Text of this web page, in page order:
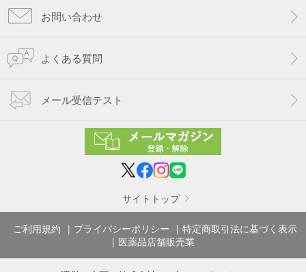
お問い合わせ
よくある質問
メール受信テスト
サイトトップ
ご利用規約 プライバシーポリシー
特定商取引法に基づく表示
医薬品店舗販売業